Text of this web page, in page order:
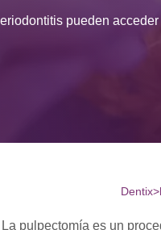
pueden
Dentix>
La pulpectomía es un